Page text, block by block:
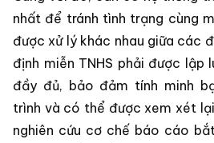
nhất để tránh tình trạng cùng
được xử lý khác nhau giữa các
định miễn TNHS phải được lập
đầy đủ, bảo đảm tính minh
trình và có thể được xem xét
nghiên cứu cơ chế báo cáo